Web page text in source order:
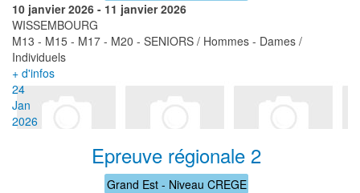
10 janvier 2026 - 11 janvier 2026
WISSEMBOURG
M13 - M15 - M17 - M20 - SENIORS / Hommes - Dames /
Individuels
+ d'infos
24
Jan
2026
Epreuve régionale 2
Grand Est - Niveau CREGE